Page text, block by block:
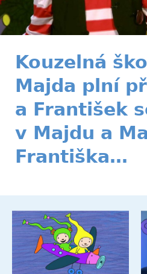
Kouzelná
Majda plní
a František
v Majdu a
Františka…